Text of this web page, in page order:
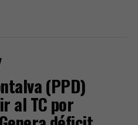
(PPD)
al TC por